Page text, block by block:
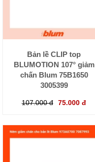
Bản lề CLIP top
BLUMOTION 107° giảm
chấn Blum 75B1650
3005399
107.000 đ 75.000 đ